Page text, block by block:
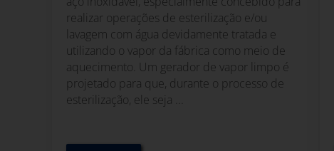
realizar operações de esterilização e/ou
lavagem com água devidamente tratada e
utilizando o vapor da fábrica como meio de
aquecimento. Um gerador de vapor limpo é
projetado para que, durante o processo de
esterilização, ele seja ...